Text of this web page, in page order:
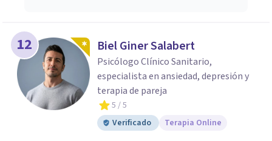
12 Biel Giner Salabert
Psicólogo Clínico Sanitario,
especialista en ansiedad, depresión y
terapia de pareja
5 / 5
Verificado
Terapia Online